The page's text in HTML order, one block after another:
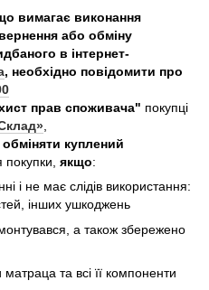
вимагає виконання
або обміну
в інтернет-
, необхідно повідомити про
прав споживача" покупці
обміняти куплений
покупки, якщо:
і не має слідів використання:
інших ушкоджень
а також збережено
та всі її компоненти